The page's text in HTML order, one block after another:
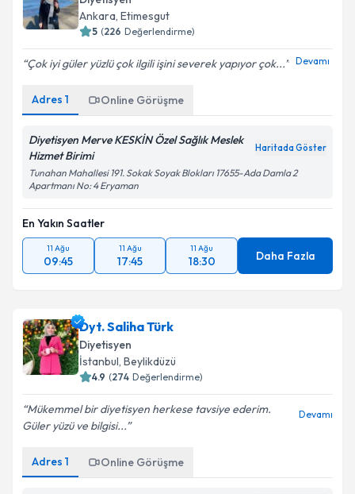
Ankara, Etimesgut
5 (226 Değerlendirme)
Çok iyi güler yüzlü çok ilgili işini severek yapıyor çok... Devamı
Adres 1 Online Görüşme
Diyetisyen Merve KESKİN Özel Sağlık Meslek
Hizmet Birimi
Haritada Göster
Tunahan Mahallesi 191. Sokak Soyak Blokları 17655-Ada Damla 2
Apartmanı No: 4 Eryaman
En Yakın Saatler
11 Ağu
09:45
11 Ağu
17:45
11 Ağu
18:30 Daha Fazla
Dyt. Saliha Türk
Diyetisyen
İstanbul, Beylikdüzü
4.9 (274 Değerlendirme)
Mükemmel bir diyetisyen herkese tavsiye ederim.
Güler yüzü ve bilgisi...
Devamı
Adres 1 Online Görüşme